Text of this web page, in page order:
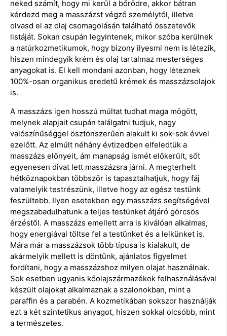
neked számít, hogy mi kerül a bőrödre, akkor bátran
kérdezd meg a masszázst végző személytől, illetve
olvasd el az olaj csomagolásán található összetevők
listáját. Sokan csupán legyintenek, mikor szóba kerülnek
a natúrkozmetikumok, hogy bizony ilyesmi nem is létezik,
hiszen mindegyik krém és olaj tartalmaz mesterséges
anyagokat is. El kell mondani azonban, hogy léteznek
100%-osan organikus eredetű krémek és masszázsolajok
is.
A masszázs igen hosszú múltat tudhat maga mögött,
melynek alapjait csupán találgatni tudjuk, nagy
valószínűséggel ösztönszerűen alakult ki sok-sok évvel
ezelőtt. Az elmúlt néhány évtizedben elfeledtük a
masszázs előnyeit, ám manapság ismét előkerült, sőt
egyenesen divat lett masszázsra járni. A megterhelt
hétköznapokban többször is tapasztalhatjuk, hogy fáj
valamelyik testrészünk, illetve hogy az egész testünk
feszültebb. Ilyen esetekben egy masszázs segítségével
megszabadulhatunk a teljes testünket átjáró görcsös
érzéstől. A masszázs emellett arra is kiválóan alkalmas,
hogy energiával töltse fel a testünket és a lelkünket is.
Mára már a masszázsok több típusa is kialakult, de
akármelyik mellett is döntünk, ajánlatos figyelmet
fordítani, hogy a masszázshoz milyen olajat használnak.
Sok esetben ugyanis kőolajszármazékok felhasználásával
készült olajokat alkalmaznak a szalonokban, mint a
paraffin és a parabén. A kozmetikában sokszor használják
ezt a két szintetikus anyagot, hiszen sokkal olcsóbb, mint
a természetes.